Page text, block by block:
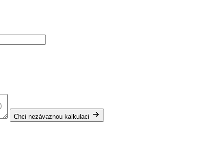
Chci nezávaznou kalkulaci